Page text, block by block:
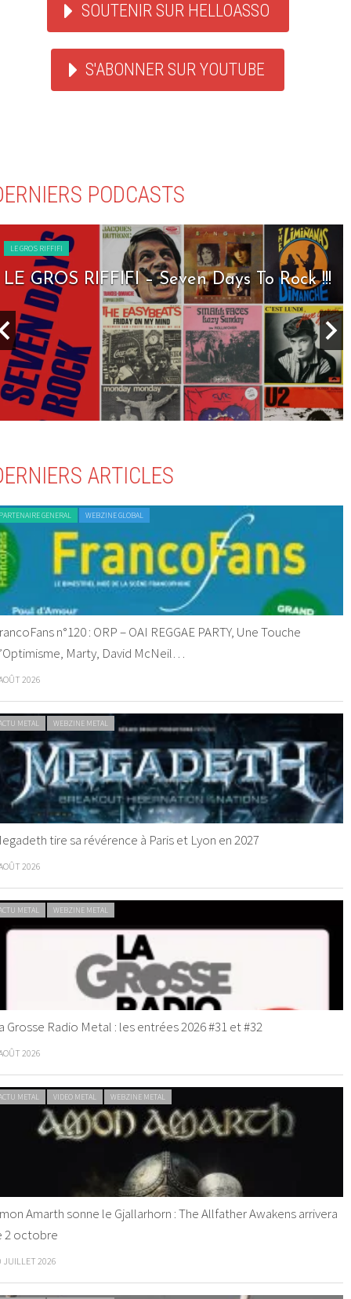
SOUTENIR SUR HELLOASSO
S'ABONNER SUR YOUTUBE
PODCASTS
LE GROS RIFFIFI
LE GROS RIFFIFI – Seven Days To Rock !!!
ARTICLES
GENERAL WEBZINE GLOBAL
n°120 : ORP – OAI REGGAE PARTY, Une Touche
Marty, David McNeil…
2026
METAL WEBZINE METAL
tire sa révérence à Paris et Lyon en 2027
2026
METAL WEBZINE METAL
Grosse Radio Metal : les entrées 2026 #31 et #32
2026
METAL VIDEO METAL WEBZINE METAL
Amarth sonne le Gjallarhorn : The Allfather Awakens arrivera
2 octobre
JUILLET 2026